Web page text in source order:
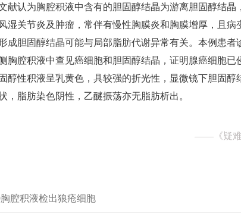
献认为胸腔积液中含有的胆固醇结晶为游离胆固醇结晶
湿关节炎及肿瘤，常伴有慢性胸膜炎和胸膜增厚，且病
成胆固醇结晶可能与局部脂肪代谢异常有关。本例患者
胸腔积液中查见癌细胞和胆固醇结晶，证明腺癌细胞已
醇性积液呈乳黄色，具较强的折光性，显微镜下胆固醇
，脂肪染色阴性，乙醚振荡亦无脂肪析出。
—— 《疑
腔积液检出狼疮细胞